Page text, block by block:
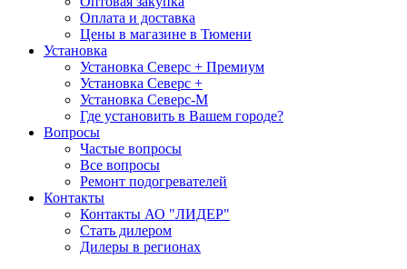
Оплата и доставка
Цены в магазине в Тюмени
Установка
Установка Северс + Премиум
Установка Северс +
Установка Северс-М
Где установить в Вашем городе?
Вопросы
Частые вопросы
Все вопросы
Ремонт подогревателей
Контакты
Контакты АО "ЛИДЕР"
Стать дилером
Дилеры в регионах